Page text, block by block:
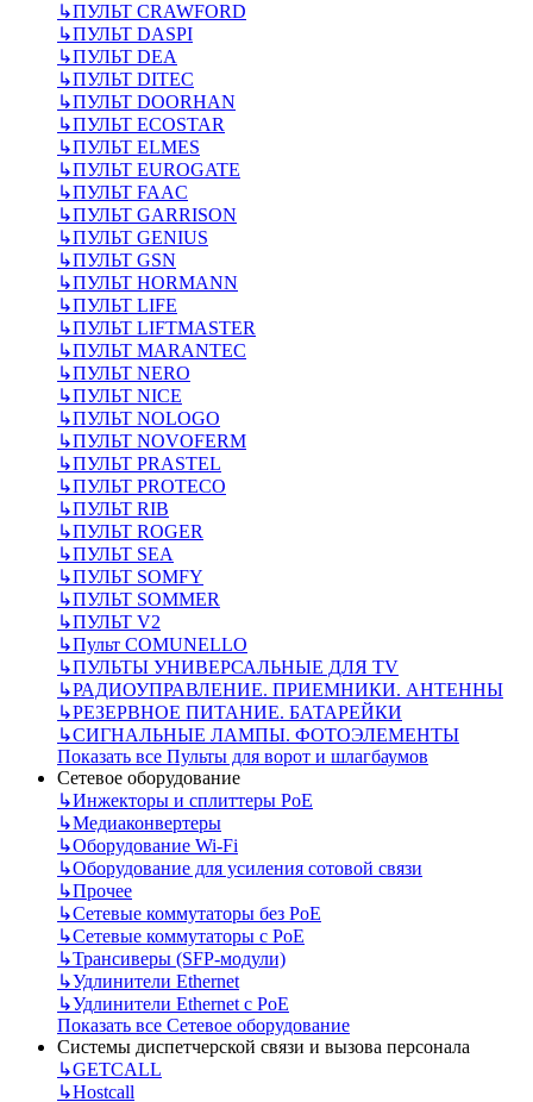
↳ПУЛЬТ CRAWFORD
↳ПУЛЬТ DASPI
↳ПУЛЬТ DEA
↳ПУЛЬТ DITEC
↳ПУЛЬТ DOORHAN
↳ПУЛЬТ ECOSTAR
↳ПУЛЬТ ELMES
↳ПУЛЬТ EUROGATE
↳ПУЛЬТ FAAC
↳ПУЛЬТ GARRISON
↳ПУЛЬТ GENIUS
↳ПУЛЬТ GSN
↳ПУЛЬТ HORMANN
↳ПУЛЬТ LIFE
↳ПУЛЬТ LIFTMASTER
↳ПУЛЬТ MARANTEC
↳ПУЛЬТ NERO
↳ПУЛЬТ NICE
↳ПУЛЬТ NOLOGO
↳ПУЛЬТ NOVOFERM
↳ПУЛЬТ PRASTEL
↳ПУЛЬТ PROTECO
↳ПУЛЬТ RIB
↳ПУЛЬТ ROGER
↳ПУЛЬТ SEA
↳ПУЛЬТ SOMFY
↳ПУЛЬТ SOMMER
↳ПУЛЬТ V2
↳Пульт СOMUNELLO
↳ПУЛЬТЫ УНИВЕРСАЛЬНЫЕ ДЛЯ TV
↳РАДИОУПРАВЛЕНИЕ. ПРИЕМНИКИ. АНТЕННЫ
↳РЕЗЕРВНОЕ ПИТАНИЕ. БАТАРЕЙКИ
↳СИГНАЛЬНЫЕ ЛАМПЫ. ФОТОЭЛЕМЕНТЫ
Показать все Пульты для ворот и шлагбаумов
Сетевое оборудование
↳Инжекторы и сплиттеры РоЕ
↳Медиаконвертеры
↳Оборудование Wi-Fi
↳Оборудование для усиления сотовой связи
↳Прочее
↳Сетевые коммутаторы без РоЕ
↳Сетевые коммутаторы с РоЕ
↳Трансиверы (SFP-модули)
↳Удлинители Ethernet
↳Удлинители Ethernet с PoE
Показать все Сетевое оборудование
Системы диспетчерской связи и вызова персонала
↳GETCALL
↳Hostcall